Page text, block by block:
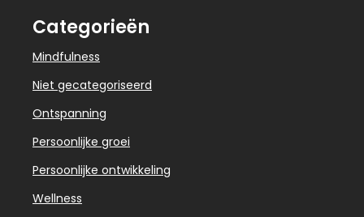
Categorieën
Mindfulness
Niet gecategoriseerd
Ontspanning
Persoonlijke groei
Persoonlijke ontwikkeling
Wellness